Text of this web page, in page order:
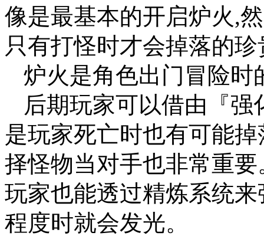
像是最基本的开启炉火,
只有打怪时才会掉落的
炉火是角色出门冒险时
后期玩家可以借由『
是玩家死亡时也有可能
择怪物当对手也非常重
玩家也能透过精炼系统
程度时就会发光。